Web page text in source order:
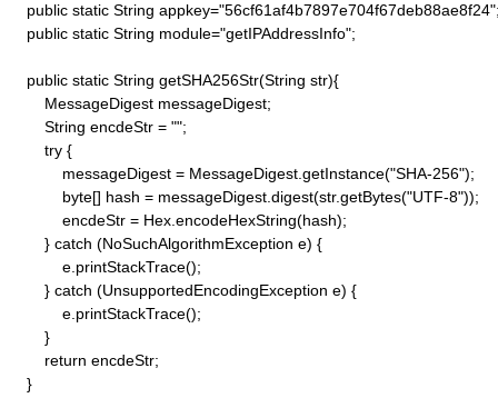
public static String
    public static String module="getIPAddressInfo";
    public static String getSHA256Str(String str){
        MessageDigest messageDigest;
        String encdeStr = "";
        try {
            messageDigest = MessageDigest.getInstance("SHA-256");
            byte[] hash = messageDigest.digest(str.getBytes("UTF-8"));
            encdeStr = Hex.encodeHexString(hash);
        } catch (NoSuchAlgorithmException e) {
            e.printStackTrace();
        } catch (UnsupportedEncodingException e) {
            e.printStackTrace();
        }
        return encdeStr;
    }